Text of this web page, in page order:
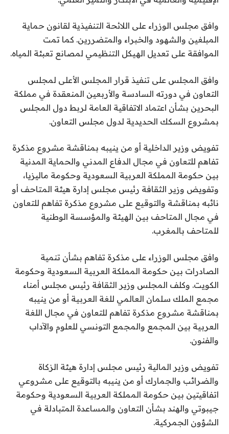
وافق مجلس الوزراء على اللائحة التنفيذية لقانون حماية
المبلغين والشهود والخبراء والمتضررين. كما تمت
الموافقة على تعديل الهيكل التنظيمي لمصانع تعبئة المياه.
وافق المجلس على تنفيذ قرار المجلس الأعلى لمجلس
التعاون في دورته السادسة والأربعين المنعقدة في مملكة
البحرين بشأن اعتماد الاتفاقية العامة لربط دول المجلس
بمشروع السكك الحديدية لدول مجلس التعاون.
تفويض وزير الداخلية أو من ينيبه بمناقشة مشروع مذكرة
تفاهم للتعاون في مجال الدفاع المدني والحماية المدنية
بين حكومة المملكة العربية السعودية وحكومة ماليزيا،
وتفويض وزير الثقافة رئيس مجلس إدارة هيئة المتاحف أو
نائبه بمناقشة والتوقيع على مشروع مذكرة تفاهم للتعاون
في مجال المتاحف بين الهيئة والمؤسسة الوطنية
للمتاحف بالمغرب.
وافق مجلس الوزراء على مذكرة تفاهم بشأن تنمية
الصادرات بين حكومة المملكة العربية السعودية وحكومة
الكويت. وكلف المجلس وزير الثقافة رئيس مجلس أمناء
مجمع الملك سلمان العالمي للغة العربية أو من ينيبه
بمناقشة مشروع مذكرة تفاهم للتعاون في مجال اللغة
العربية بين المجمع والمجمع التونسي للعلوم والآداب
والفنون.
تفويض وزير المالية رئيس مجلس إدارة هيئة الزكاة
والضرائب والجمارك أو من ينيبه بالتوقيع على مشروعي
اتفاقيتين بين حكومة المملكة العربية السعودية وحكومة
جيبوتي والهند بشأن التعاون والمساعدة المتبادلة في
الشؤون الجمركية.